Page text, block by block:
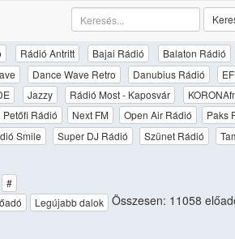
Rádió Antritt Bajai Rádió Balaton Rádió
Dance Wave Retro Danubius Rádió
Jazzy Rádió Most - Kaposvár
Petőfi Rádió Next FM Open Air Rádió Paks
Smile Super DJ Rádió Szünet Rádió
#
Legújabb dalok Összesen: 11058